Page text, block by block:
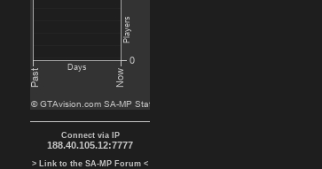
Connect via IP
188.40.105.12:7777
> Link to the SA-MP Forum <